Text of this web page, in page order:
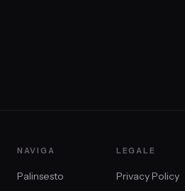
NAVIGA
Palinsesto
LEGALE
Privacy Policy